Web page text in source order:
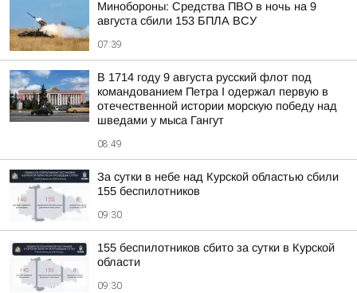
Минобороны: Средства ПВО в ночь на 9
августа сбили 153 БПЛА ВСУ
07:39
В 1714 году 9 августа русский флот под
командованием Петра I одержал первую в
отечественной истории морскую победу над
шведами у мыса Гангут
08:49
За сутки в небе над Курской областью сбили
155 беспилотников
09:30
155 беспилотников сбито за сутки в Курской
области
09:30